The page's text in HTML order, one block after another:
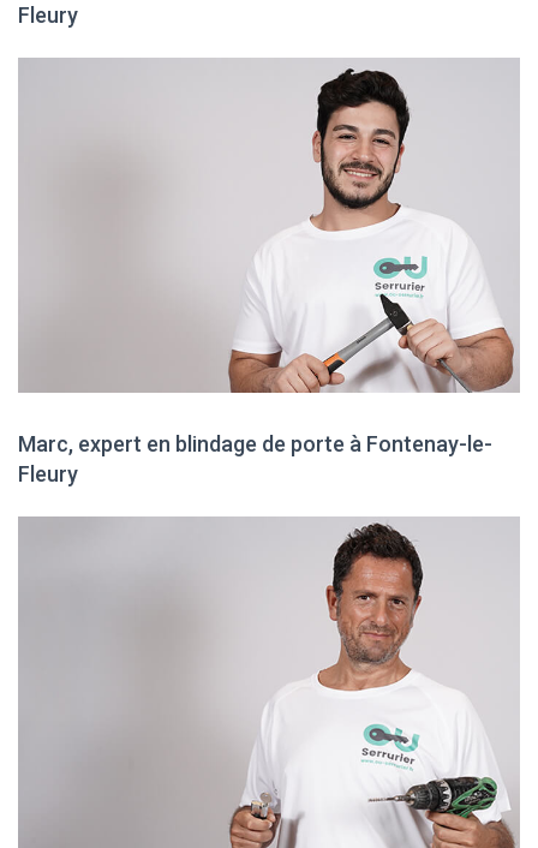
Fleury
Marc, expert en blindage de porte à Fontenay-le-
Fleury